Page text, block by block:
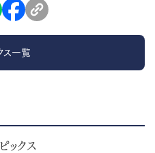
ス一覧
ックス